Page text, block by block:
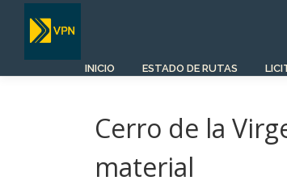
Saltar
contenido
INICIO ESTADO DE RUTAS
Cerro de la
material